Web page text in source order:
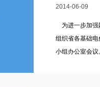
2014-06-09
为进一步加强
组织省各基础
小组办公室会议